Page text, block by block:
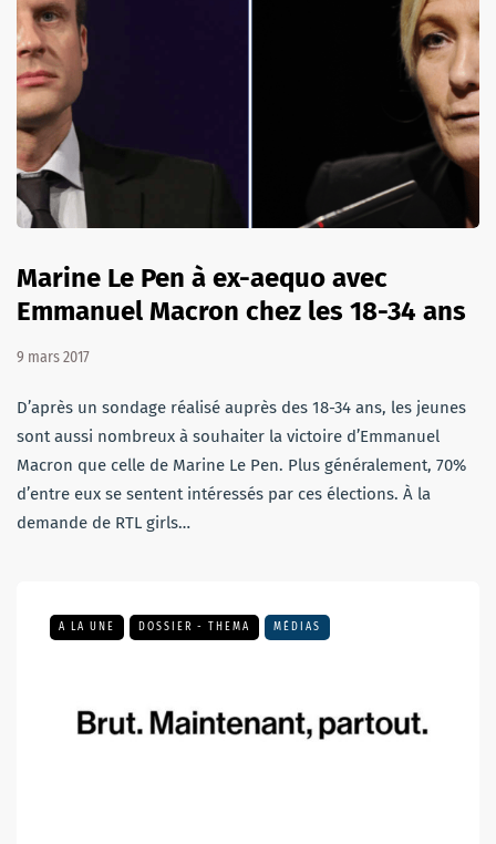
Marine Le Pen à ex-aequo avec
Emmanuel Macron chez les 18-34 ans
9 mars 2017
D’après un sondage réalisé auprès des 18-34 ans, les jeunes
sont aussi nombreux à souhaiter la victoire d’Emmanuel
Macron que celle de Marine Le Pen. Plus généralement, 70%
d’entre eux se sentent intéressés par ces élections. À la
demande de RTL girls…
A LA UNE DOSSIER - THEMA MÉDIAS